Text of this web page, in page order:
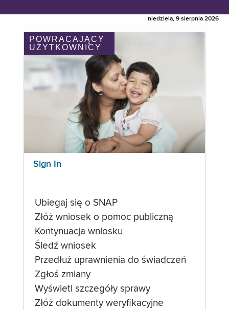
niedziela, 9 sierpnia 2026
POWRACAJĄCY
UŻYTKOWNICY
Sign In
Ubiegaj się o SNAP
Złóż wniosek o pomoc publiczną
Kontynuacja wniosku
Śledź wniosek
Przedłuż uprawnienia do świadczeń
Zgłoś zmiany
Wyświetl szczegóły sprawy
Złóż dokumenty weryfikacyjne